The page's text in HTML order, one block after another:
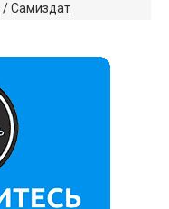
/Самиздат